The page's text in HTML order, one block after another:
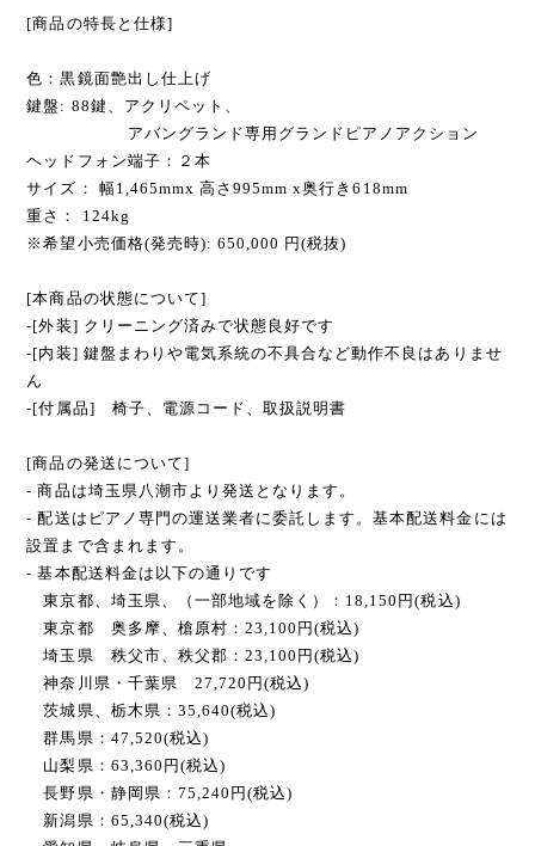
[商品の特長と仕様]
色：黒鏡面艶出し仕上げ
鍵盤: 88鍵、アクリペット、
アバングランド専用グランドピアノアクション
ヘッドフォン端子：２本
サイズ： 幅1,465mmx 高さ995mm x奥行き618mm
重さ： 124kg
※希望小売価格(発売時): 650,000 円(税抜)
[本商品の状態について]
-[外装] クリーニング済みで状態良好です
-[内装] 鍵盤まわりや電気系統の不具合など動作不良はありませ
ん
-[付属品] 椅子、電源コード、取扱説明書
[商品の発送について]
- 商品は埼玉県八潮市より発送となります。
- 配送はピアノ専門の運送業者に委託します。基本配送料金には
設置まで含まれます。
- 基本配送料金は以下の通りです
東京都、埼玉県、（一部地域を除く）：18,150円(税込)
東京都 奥多摩、槍原村：23,100円(税込)
埼玉県 秩父市、秩父郡：23,100円(税込)
神奈川県・千葉県 27,720円(税込)
茨城県、栃木県：35,640(税込)
群馬県：47,520(税込)
山梨県：63,360円(税込)
長野県・静岡県：75,240円(税込)
新潟県：65,340(税込)